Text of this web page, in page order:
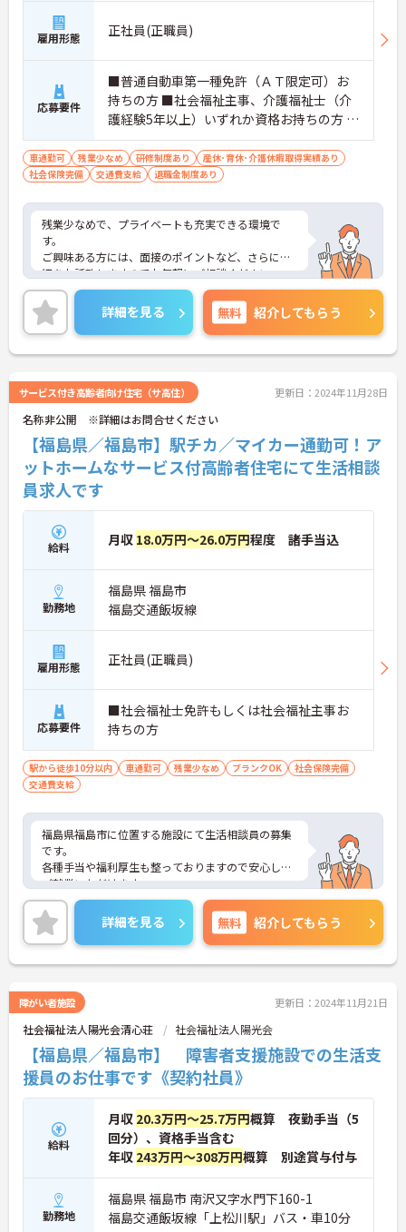
雇用形態 正社員(正職員)
応募要件
■普通自動車第一種免許（ＡＴ限定可）お
持ちの方 ■社会福祉主事、介護福祉士（介
護経験5年以上）いずれか資格お持ちの方 ※
未経験者応相談
車通勤可 残業少なめ 研修制度あり
産休･育休･介護休暇取得実績あり
社会保険完備
交通費支給 退職金制度あり
残業少なめで、プライベートも充実できる環境で
す。
ご興味ある方には、面接のポイントなど、さらに詳
細をお話致しますのでお気軽にご相談ください。
詳細を見る 無料 紹介してもらう
サービス付き高齢者向け住宅（サ高住） 更新日：2024年11月28日
名称非公開 ※詳細はお問合せください
【福島県／福島市】駅チカ／マイカー通勤可！ア
ットホームなサービス付高齢者住宅にて生活相談
員求人です
給料 月収 18.0万円～26.0万円程度 諸手当込
勤務地
福島県 福島市
福島交通飯坂線
雇用形態 正社員(正職員)
応募要件
■社会福祉士免許もしくは社会福祉主事お
持ちの方
駅から徒歩10分以内 車通勤可 残業少なめ ブランクOK
社会保険完備
交通費支給
福島県福島市に位置する施設にて生活相談員の募集
です。
各種手当や福利厚生も整っておりますので安心して
ご就業いただけます。
ご興味のある方には、面接対策ポイントなど、さら
に詳細をお話しいたしますので、お気軽にご相談く
ださい。
詳細を見る 無料 紹介してもらう
障がい者施設 更新日：2024年11月21日
社会福祉法人陽光会清心荘 社会福祉法人陽光会
【福島県／福島市】 障害者支援施設での生活支
援員のお仕事です《契約社員》
給料
月収 20.3万円～25.7万円概算 夜勤手当（5
回分）、資格手当含む
年収 243万円～308万円概算 別途賞与付与
勤務地
福島県 福島市 南沢又字水門下160-1
福島交通飯坂線「上松川駅」バス・車10分